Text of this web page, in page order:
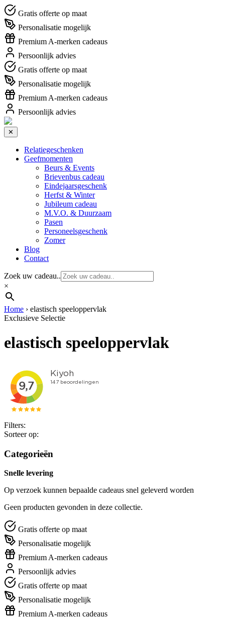
Gratis offerte op maat
Personalisatie mogelijk
Premium A-merken cadeaus
Persoonlijk advies
Gratis offerte op maat
Personalisatie mogelijk
Premium A-merken cadeaus
Persoonlijk advies
✕
Relatiegeschenken
Geefmomenten
Beurs & Events
Brievenbus cadeau
Eindejaarsgeschenk
Herfst & Winter
Jubileum cadeau
M.V.O. & Duurzaam
Pasen
Personeelsgeschenk
Zomer
Blog
Contact
Zoek uw cadeau..
×
Home › elastisch speeloppervlak
Exclusieve Selectie
elastisch speeloppervlak
Filters:
Sorteer op:
Categorieën
Snelle levering
Op verzoek kunnen bepaalde cadeaus snel geleverd worden
Geen producten gevonden in deze collectie.
Gratis offerte op maat
Personalisatie mogelijk
Premium A-merken cadeaus
Persoonlijk advies
Gratis offerte op maat
Personalisatie mogelijk
Premium A-merken cadeaus